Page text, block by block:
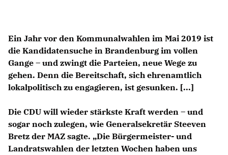
Ein Jahr vor den Kommunalwahlen im Mai 2019 ist
die Kandidatensuche in Brandenburg im vollen
Gange – und zwingt die Parteien, neue Wege zu
gehen. Denn die Bereitschaft, sich ehrenamtlich
lokalpolitisch zu engagieren, ist gesunken. [...]
Die CDU will wieder stärkste Kraft werden – und
sogar noch zulegen, wie Generalsekretär Steeven
Bretz der MAZ sagte. „Die Bürgermeister- und
Landratswahlen der letzten Wochen haben uns